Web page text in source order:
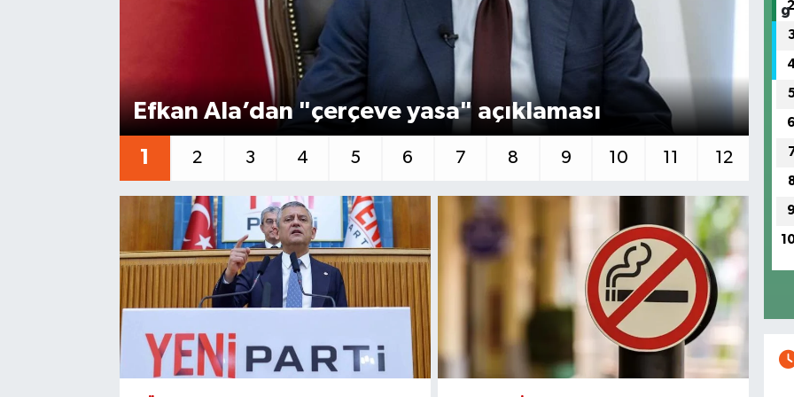
Efkan Ala’dan "çerçeve yasa" açıklaması
1 2 3 4 5 6 7 8 9 10 11 12
2
6
9